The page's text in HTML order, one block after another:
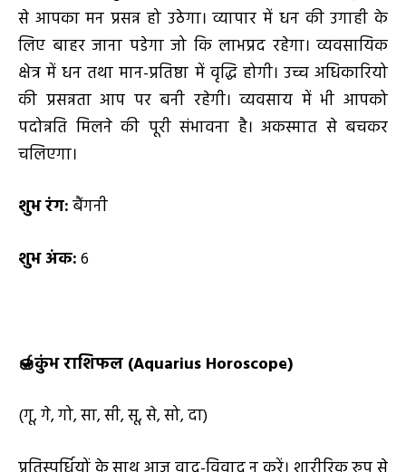
से आपका मन प्रसन्न हो उठेगा। व्यापार में धन की उगाही के
लिए बाहर जाना पडेगा जो कि लाभप्रद रहेगा। व्यवसायिक
क्षेत्र में धन तथा मान-प्रतिष्ठा में वृद्धि होगी। उच्च अधिकारियो
की प्रसन्नता आप पर बनी रहेगी। व्यवसाय में भी आपको
पदोन्नति मिलने की पूरी संभावना है। अकस्मात से बचकर
चलिएगा।
शुभ रंग:बैंगनी
शुभ अंक:6
🍯कुंभ राशिफल (Aquarius Horoscope)
(गू, गे, गो, सा, सी, सू, से, सो, दा)